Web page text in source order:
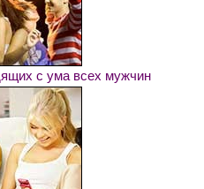
с ума всех мужчин